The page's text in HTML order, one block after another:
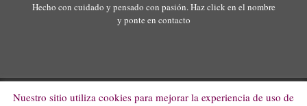
Hecho con cuidado y pensado con pasión. Haz click en el nombre
y ponte en contacto
Nuestro sitio utiliza cookies para mejorar la experiencia de uso de